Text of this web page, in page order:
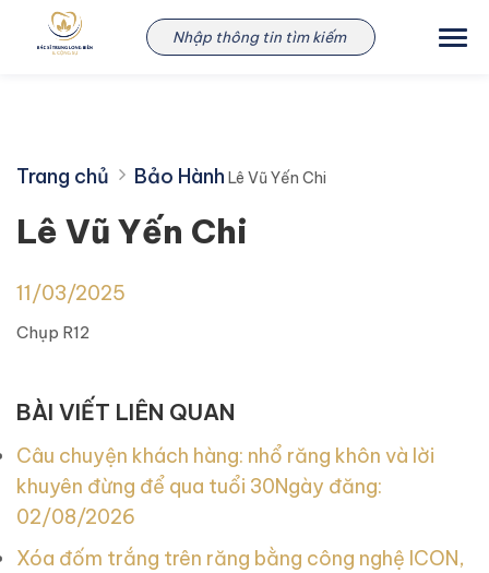
Lê Vũ Yến Chi
Trang chủ Bảo Hành Lê Vũ Yến Chi
Lê Vũ Yến Chi
11/03/2025
Chụp R12
BÀI VIẾT LIÊN QUAN
Câu chuyện khách hàng: nhổ răng khôn và lời
khuyên đừng để qua tuổi 30Ngày đăng:
02/08/2026
Xóa đốm trắng trên răng bằng công nghệ ICON,